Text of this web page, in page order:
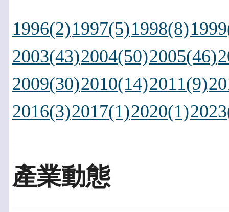
1996(2)1997(5)1998(8)
2003(43)2004(50)2005(46)
2009(30)2010(14)2011(9)
2016(3)2017(1)2020(1)
產業動態